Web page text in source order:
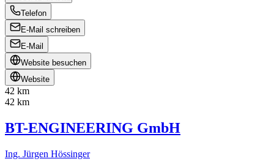
Telefon
E-Mail schreiben
E-Mail
Website besuchen
Website
42 km
42 km
BT-ENGINEERING GmbH
Ing. Jürgen Hössinger